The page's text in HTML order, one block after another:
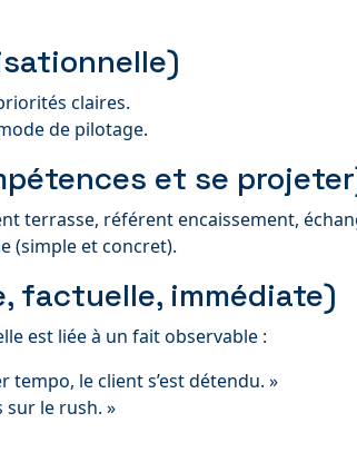
claires.
de pilotage.
et se
terrasse, référent encaissement,
(simple et concret).
factuelle, immédiate)
est liée à un fait observable :
tempo, le client s’est détendu. »
sur le rush. »